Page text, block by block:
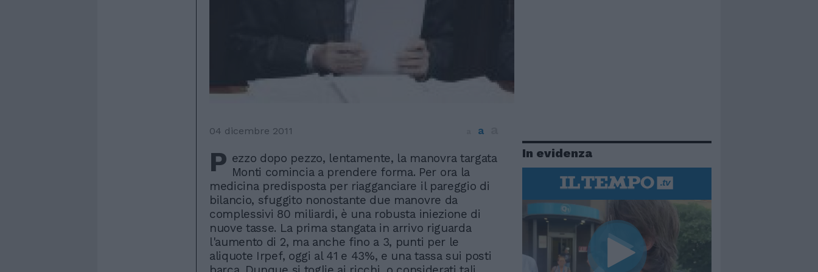
04 dicembre 2011 a
P ezzo dopo pezzo, lentamente, la manovra targata
Monti comincia a prendere forma. Per ora la
medicina predisposta per riagganciare il pareggio di
bilancio, sfuggito nonostante due manovre da
complessivi 80 miliardi, è una robusta iniezione di
nuove tasse. La prima stangata in arrivo riguarda
l'aumento di 2, ma anche fino a 3, punti per le
aliquote Irpef, oggi al 41 e 43%, e una tassa sui posti
In evidenza